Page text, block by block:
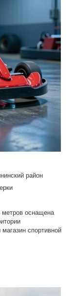
район
метров оснащена
спортивной